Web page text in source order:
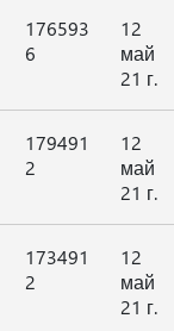
176593
6
12
май
21 г.
179491
2
12
май
21 г.
173491
2
12
май
21 г.